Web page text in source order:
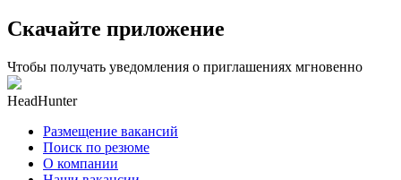
Скачайте приложение
Чтобы получать уведомления о приглашениях мгновенно
HeadHunter
Размещение вакансий
Поиск по резюме
О компании